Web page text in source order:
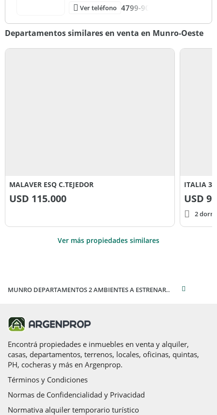
Ver teléfono 4799-90
Departamentos similares en venta en Munro-Oeste
MALAVER ESQ C.TEJEDOR
USD 115.000
ITALIA
USD
2
Ver más propiedades similares
MUNRO DEPARTAMENTOS 2 AMBIENTES A ESTRENAR..
Encontrá propiedades e inmuebles en venta y alquiler,
casas, departamentos, terrenos, locales, oficinas, quintas,
PH, cocheras y más en Argenprop.
Términos y Condiciones
Normas de Confidencialidad y Privacidad
Normativa alquiler temporario turístico